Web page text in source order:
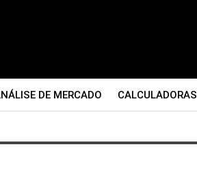
DE MERCADO CALCULADORAS